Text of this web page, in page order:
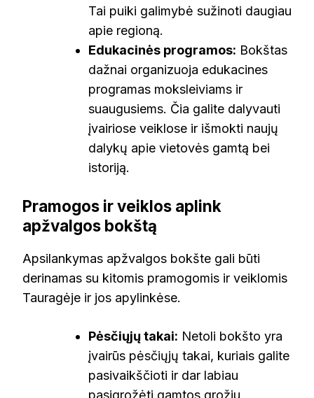
Tai puiki galimybė sužinoti daugiau
apie regioną.
Edukacinės programos: Bokštas
dažnai organizuoja edukacines
programas moksleiviams ir
suaugusiems. Čia galite dalyvauti
įvairiose veiklose ir išmokti naujų
dalykų apie vietovės gamtą bei
istoriją.
Pramogos ir veiklos aplink
apžvalgos bokštą
Apsilankymas apžvalgos bokšte gali būti
derinamas su kitomis pramogomis ir veiklomis
Tauragėje ir jos apylinkėse.
Pėsčiųjų takai: Netoli bokšto yra
įvairūs pėsčiųjų takai, kuriais galite
pasivaikščioti ir dar labiau
pasigrožėti gamtos grožiu.